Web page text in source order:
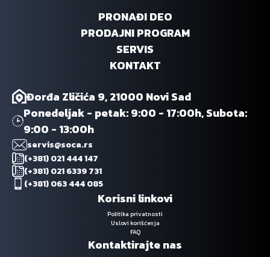
PRONAĐI DEO
PRODAJNI PROGRAM
SERVIS
KONTAKT
Đorđa Zličića 9, 21000 Novi Sad
Ponedeljak - petak: 9:00 - 17:00h, Subota:
9:00 - 13:00h
servis@soca.rs
(+381) 021 444 147
(+381) 021 6339 731
(+381) 063 444 085
Korisni linkovi
Politika privatnosti
Uslovi korišćenja
FAQ
Kontaktirajte nas